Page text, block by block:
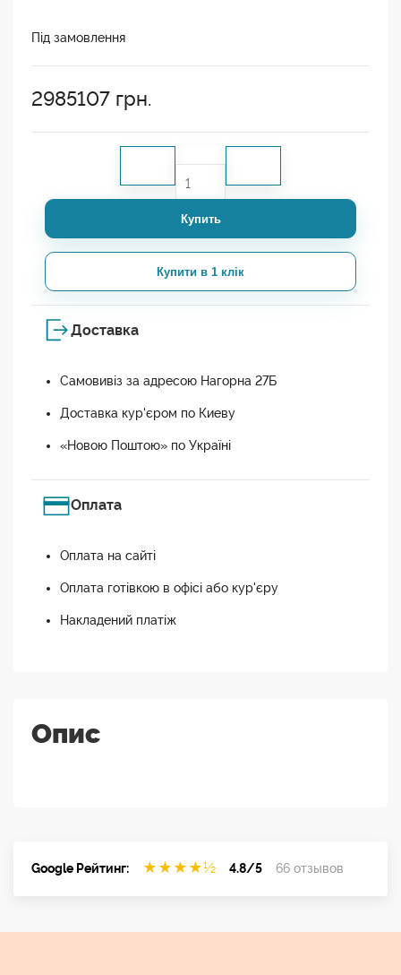
Під замовлення
2985107 грн.
Купить
Купити в 1 клік
Доставка
Самовивіз за адресою Нагорна 27Б
Доставка кур'єром по Киеву
«Новою Поштою» по Україні
Оплата
Оплата на сайті
Оплата готівкою в офісі або кур'єру
Накладений платіж
Опис
Google Рейтинг: ★ ★ ★ ★½ 4.8/5 66 отзывов